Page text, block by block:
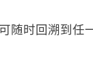
随时回溯到任